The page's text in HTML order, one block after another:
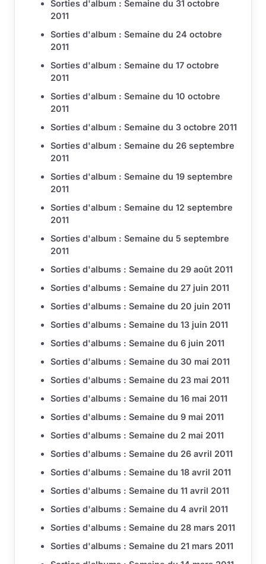
Sorties d'album : Semaine du 31 octobre
2011
Sorties d'album : Semaine du 24 octobre
2011
Sorties d'album : Semaine du 17 octobre
2011
Sorties d'album : Semaine du 10 octobre
2011
Sorties d'album : Semaine du 3 octobre 2011
Sorties d'album : Semaine du 26 septembre
2011
Sorties d'album : Semaine du 19 septembre
2011
Sorties d'album : Semaine du 12 septembre
2011
Sorties d'album : Semaine du 5 septembre
2011
Sorties d'albums : Semaine du 29 août 2011
Sorties d'albums : Semaine du 27 juin 2011
Sorties d'albums : Semaine du 20 juin 2011
Sorties d'albums : Semaine du 13 juin 2011
Sorties d'albums : Semaine du 6 juin 2011
Sorties d'albums : Semaine du 30 mai 2011
Sorties d'albums : Semaine du 23 mai 2011
Sorties d'albums : Semaine du 16 mai 2011
Sorties d'albums : Semaine du 9 mai 2011
Sorties d'albums : Semaine du 2 mai 2011
Sorties d'albums : Semaine du 26 avril 2011
Sorties d'albums : Semaine du 18 avril 2011
Sorties d'albums : Semaine du 11 avril 2011
Sorties d'albums : Semaine du 4 avril 2011
Sorties d'albums : Semaine du 28 mars 2011
Sorties d'albums : Semaine du 21 mars 2011